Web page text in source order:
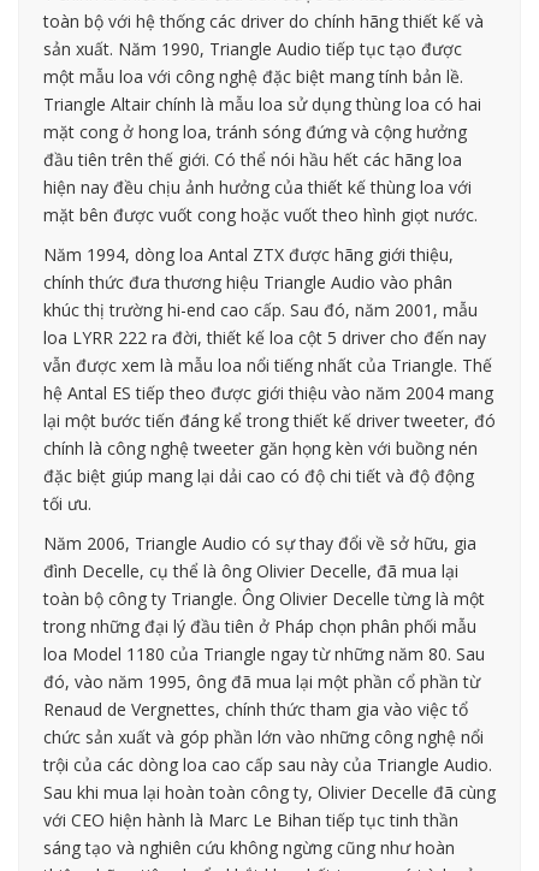
toàn bộ với hệ thống các driver do chính hãng thiết kế và
sản xuất. Năm 1990, Triangle Audio tiếp tục tạo được
một mẫu loa với công nghệ đặc biệt mang tính bản lề.
Triangle Altair chính là mẫu loa sử dụng thùng loa có hai
mặt cong ở hong loa, tránh sóng đứng và cộng hưởng
đầu tiên trên thế giới. Có thể nói hầu hết các hãng loa
hiện nay đều chịu ảnh hưởng của thiết kế thùng loa với
mặt bên được vuốt cong hoặc vuốt theo hình giọt nước.
Năm 1994, dòng loa Antal ZTX được hãng giới thiệu,
chính thức đưa thương hiệu Triangle Audio vào phân
khúc thị trường hi-end cao cấp. Sau đó, năm 2001, mẫu
loa LYRR 222 ra đời, thiết kế loa cột 5 driver cho đến nay
vẫn được xem là mẫu loa nổi tiếng nhất của Triangle. Thế
hệ Antal ES tiếp theo được giới thiệu vào năm 2004 mang
lại một bước tiến đáng kể trong thiết kế driver tweeter, đó
chính là công nghệ tweeter găn họng kèn với buồng nén
đặc biệt giúp mang lại dải cao có độ chi tiết và độ động
tối ưu.
Năm 2006, Triangle Audio có sự thay đổi về sở hữu, gia
đình Decelle, cụ thể là ông Olivier Decelle, đã mua lại
toàn bộ công ty Triangle. Ông Olivier Decelle từng là một
trong những đại lý đầu tiên ở Pháp chọn phân phối mẫu
loa Model 1180 của Triangle ngay từ những năm 80. Sau
đó, vào năm 1995, ông đã mua lại một phần cổ phần từ
Renaud de Vergnettes, chính thức tham gia vào việc tổ
chức sản xuất và góp phần lớn vào những công nghệ nổi
trội của các dòng loa cao cấp sau này của Triangle Audio.
Sau khi mua lại hoàn toàn công ty, Olivier Decelle đã cùng
với CEO hiện hành là Marc Le Bihan tiếp tục tinh thần
sáng tạo và nghiên cứu không ngừng cũng như hoàn